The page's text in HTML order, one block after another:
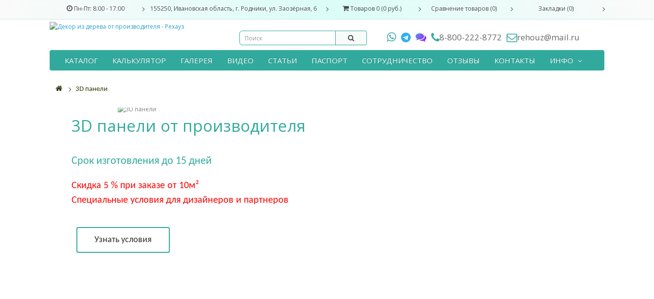
Пн-Пт: 8:00 - 17:00 155250, Ивановская область, г. Родники, ул. Заозёрная, 6 Товаров 0 (0 руб.) Сравнение товаров (0) Закладки (0)
8-800-222-8772 rehouz@mail.ru
КАТАЛОГ КАЛЬКУЛЯТОР ГАЛЕРЕЯ ВИДЕО СТАТЬИ ПАСПОРТ СОТРУДНИЧЕСТВО ОТЗЫВЫ КОНТАКТЫ ИНФО
3D панели
3D панели от производителя
Срок изготовления до 15 дней
Скидка 5 % при заказе от 10м²
Специальные условия для дизайнеров и партнеров
Узнать условия